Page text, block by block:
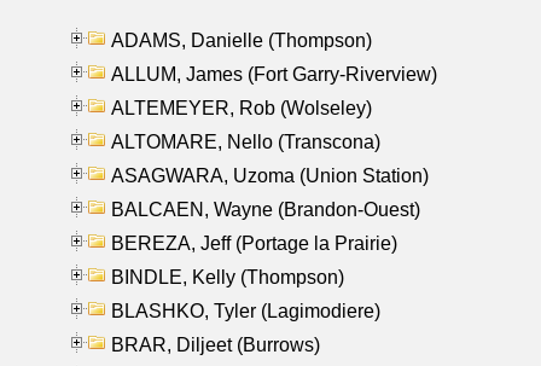
ADAMS, Danielle (Thompson)
ALLUM, James (Fort Garry-Riverview)
ALTEMEYER, Rob (Wolseley)
ALTOMARE, Nello (Transcona)
ASAGWARA, Uzoma (Union Station)
BALCAEN, Wayne (Brandon-Ouest)
BEREZA, Jeff (Portage la Prairie)
BINDLE, Kelly (Thompson)
BLASHKO, Tyler (Lagimodiere)
BRAR, Diljeet (Burrows)